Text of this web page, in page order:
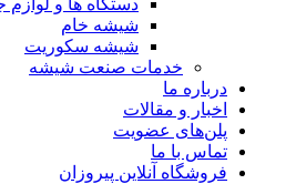
دستگاه ها و
شیشه خام
شیشه سکوریت
خدمات صنعت شیشه
درباره ما
اخبار و مقالات
پلن‌های عضویت
تماس با ما
فروشگاه آنلاین پیروزان